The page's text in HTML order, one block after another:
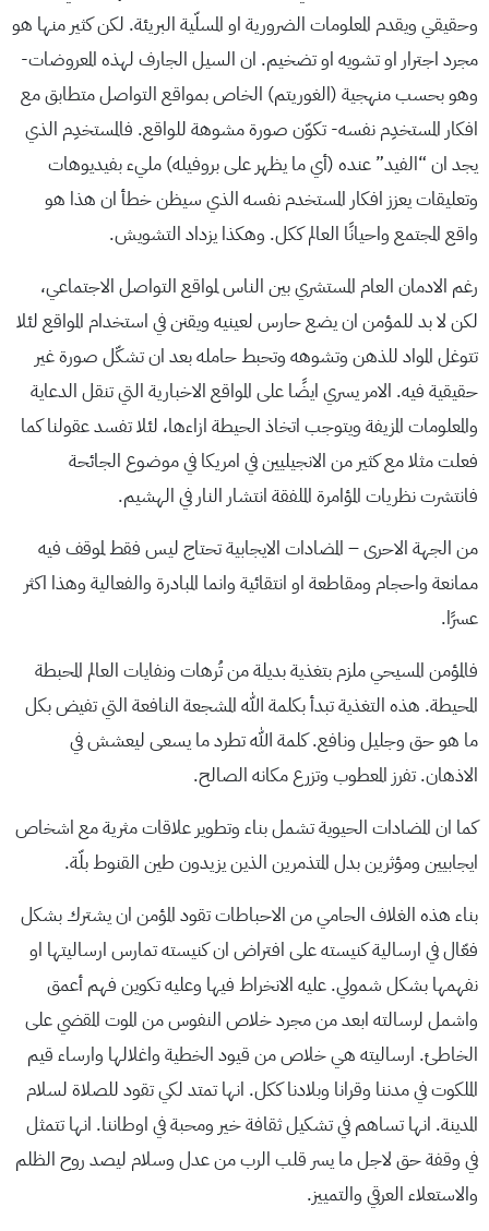
وحقيقي ويقدم المعلومات الضرورية او المسلّية البريئة. لكن كثير منها هو
مجرد اجترار او تشويه او تضخيم. ان السيل الجارف لهذه المعروضات-
وهو بحسب منهجية (الغوريتم) الخاص بمواقع التواصل متطابق مع
افكار المستخدِم نفسه- تكوّن صورة مشوهة للواقع. فالمستخدِم الذي
يجد ان “الفيد” عنده (أي ما يظهر على بروفيله) مليء بفيديوهات
وتعليقات يعزز افكار المستخدم نفسه الذي سيظن خطأ ان هذا هو
واقع المجتمع واحيانًا العالم ككل. وهكذا يزداد التشويش.
رغم الادمان العام المستشري بين الناس لمواقع التواصل الاجتماعي،
لكن لا بد للمؤمن ان يضع حارس لعينيه ويقنن في استخدام المواقع لئلا
تتوغل المواد للذهن وتشوهه وتحبط حامله بعد ان تشكّل صورة غير
حقيقية فيه. الامر يسري ايضًا على المواقع الاخبارية التي تنقل الدعاية
والمعلومات المزيفة ويتوجب اتخاذ الحيطة ازاءها، لئلا تفسد عقولنا كما
فعلت مثلا مع كثير من الانجيليين في امريكا في موضوع الجائحة
فانتشرت نظريات المؤامرة الملفقة انتشار النار في الهشيم.
من الجهة الاحرى – المضادات الايجابية تحتاج ليس فقط لموقف فيه
ممانعة واحجام ومقاطعة او انتقائية وانما المبادرة والفعالية وهذا اكثر
عسرًا.
فالمؤمن المسيحي ملزم بتغذية بديلة من تُرهات ونفايات العالم المحبطة
المحيطة. هذه التغذية تبدأ بكلمة الله المشجعة النافعة التي تفيض بكل
ما هو حق وجليل ونافع. كلمة الله تطرد ما يسعى ليعشش في
الاذهان. تفرز المعطوب وتزرع مكانه الصالح.
كما ان المضادات الحيوية تشمل بناء وتطوير علاقات مثرية مع اشخاص
ايجابيين ومؤثرين بدل المتذمرين الذين يزيدون طين القنوط بلّة.
بناء هذه الغلاف الحامي من الاحباطات تقود المؤمن ان يشترك بشكل
فعّال في ارسالية كنيسته على افتراض ان كنيسته تمارس ارساليتها او
نفهمها بشكل شمولي. عليه الانخراط فيها وعليه تكوين فهم أعمق
واشمل لرسالته ابعد من مجرد خلاص النفوس من الموت المقضي على
الخاطئ. ارساليته هي خلاص من قيود الخطية واغلالها وارساء قيم
الملكوت في مدننا وقرانا وبلادنا ككل. انها تمتد لكي تقود للصلاة لسلام
المدينة. انها تساهم في تشكيل ثقافة خير ومحبة في اوطاننا. انها تتمثل
في وقفة حق لاجل ما يسر قلب الرب من عدل وسلام ليصد روح الظلم
والاستعلاء العرقي والتمييز.